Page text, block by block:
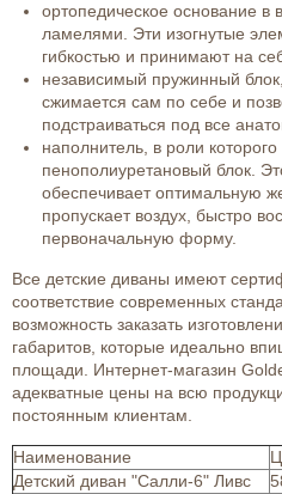
ортопедическое основание
ламелями. Эти изогнутые
гибкостью и принимают на
независимый пружинный
сжимается сам по себе и
подстраиваться под все
наполнитель, в роли
пенополиуретановый блок.
обеспечивает оптимальную
пропускает воздух, быстро
первоначальную форму.
Все детские диваны имеют
соответствие современных
возможность заказать
габаритов, которые идеально
площади. Интернет-магазин
адекватные цены на всю
постоянным клиентам.
Наименование
Детский диван "Салли-6" Ливс